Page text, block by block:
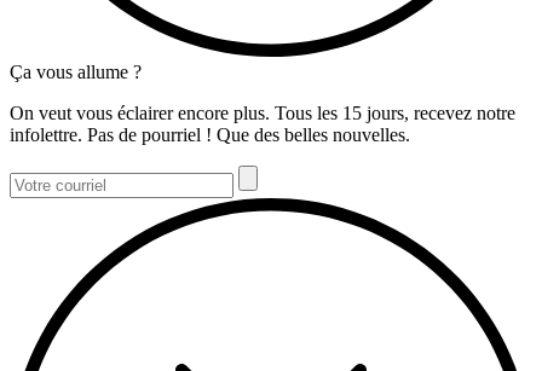
Ça vous allume ?
On veut vous éclairer encore plus. Tous les 15 jours, recevez notre
infolettre. Pas de pourriel ! Que des belles nouvelles.